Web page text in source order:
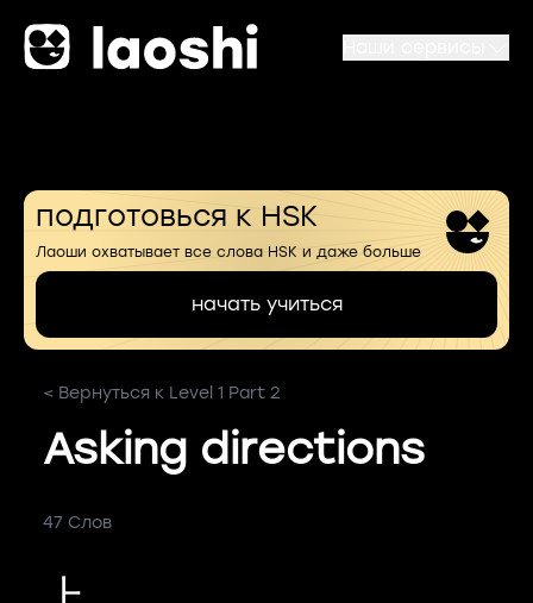
подготовься к HSK
Лаоши охватывает все слова HSK и даже больше
начать учиться
< Вернуться к Level 1 Part 2
Asking directions
47 Слов